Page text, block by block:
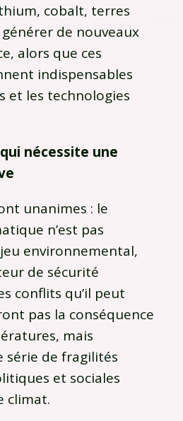
cobalt, terres
de nouveaux
alors que ces
indispensables
et les technologies
nécessite une
unanimes : le
n’est pas
environnemental,
de sécurité
conflits qu’il peut
pas la conséquence
mais
série de fragilités
et sociales
climat.